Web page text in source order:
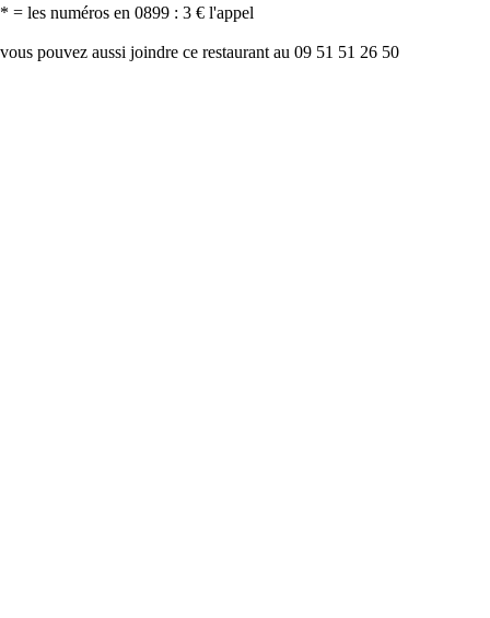
* = les numéros en 0899 : 3 € l'appel
vous pouvez aussi joindre ce restaurant au 09 51 51 26 50